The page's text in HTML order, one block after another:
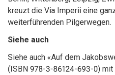
kreuzt die Via Imperii eine
weiterführenden Pilgerwegen.
Siehe auch
Siehe auch «Auf dem
(ISBN 978-3-86124-693-0)